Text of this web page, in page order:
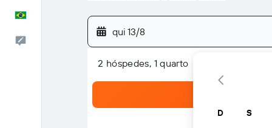
Comentários
qui 13/8
2 hóspedes, 1 quarto
D S